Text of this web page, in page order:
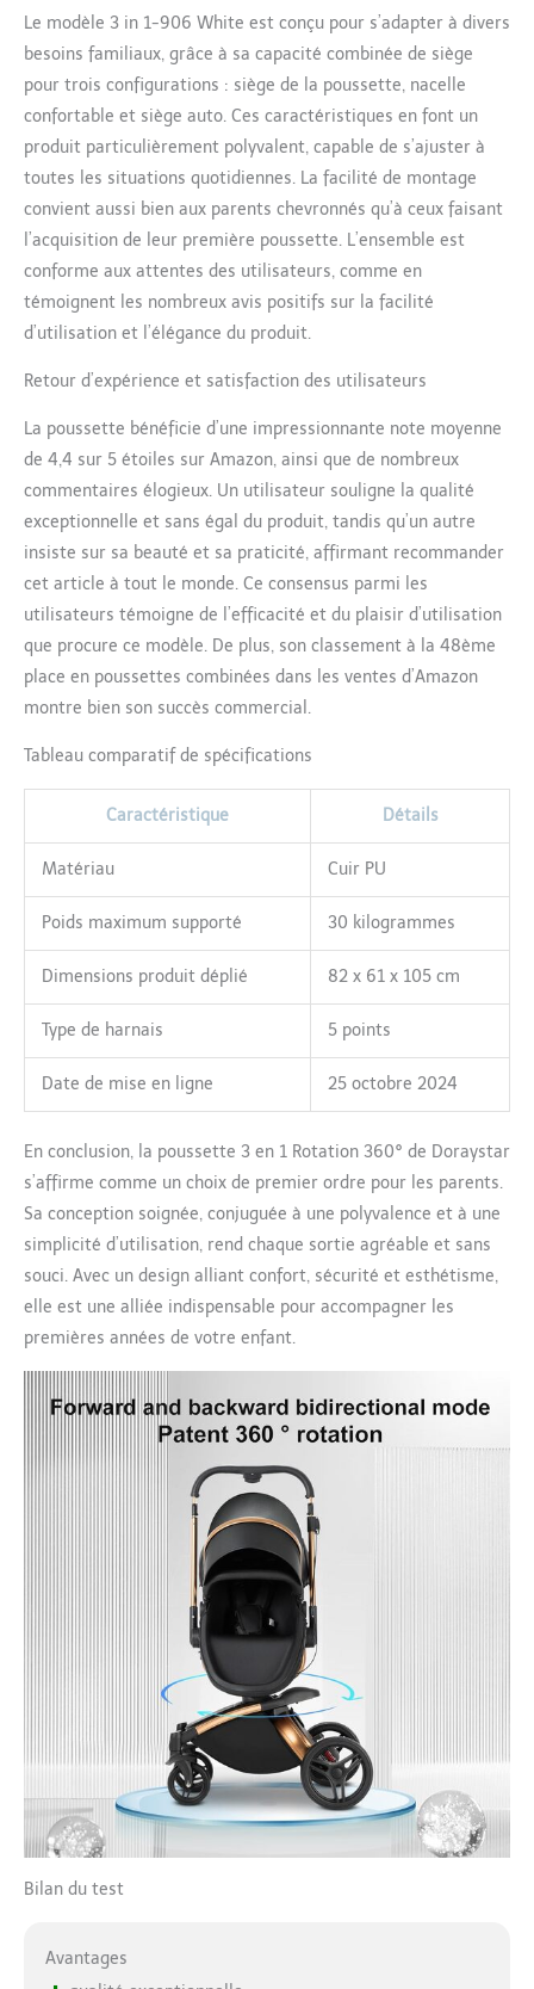
pour les parents,
intégrant trois
fonctionnalités distinctes
dans un seul produit. Le
cadre en alliage
d'aluminium léger offre
une manipulation et une
maniabilité sans effort.
La fonction de pliage
rapide en un clic de ce
poussette trio simplifie à
la fois le stockage et le
transport, ce qui en fait
un excellent choix pour
les parents ayant des
horaires exigeants et des
modes de vie actifs.
【Vue Surélevée
Améliorée】 La
conception de la vue
surélevée du paysage de
ce poussette bebe élève
bébé, lui permettant
d'observer son
environnement avec plus
de clarté et de curiosité.
unique stimule non
seulement les sens de
votre bébé, mais
améliore également la
circulation de l'air et la
ventilation à l'intérieur
du poussette canne,
favorisant le confort lors
de sorties prolongées ou
tranquilles. 【Conduite
poussette est équipé
d'un système
indépendant à quatre
conduite constamment
fluide et stable sur
divers terrains, des rues
de la ville aux chemins
accidentés. En
minimisant efficacement
les secousses et les
bosses, ce poussette
3en1 offre à votre bébé
un voyage serein et
paisible, améliorant son
confort et son plaisir
général, et faisant de
chaque sortie une
expérience agréable.
Le modèle 3 in 1-906 White est conçu pour s’adapter à divers
besoins familiaux, grâce à sa capacité combinée de siège
pour trois configurations : siège de la poussette, nacelle
confortable et siège auto. Ces caractéristiques en font un
produit particulièrement polyvalent, capable de s’ajuster à
toutes les situations quotidiennes. La facilité de montage
convient aussi bien aux parents chevronnés qu’à ceux faisant
l’acquisition de leur première poussette. L’ensemble est
conforme aux attentes des utilisateurs, comme en
témoignent les nombreux avis positifs sur la facilité
d’utilisation et l’élégance du produit.
Retour d’expérience et satisfaction des utilisateurs
La poussette bénéficie d’une impressionnante note moyenne
de 4,4 sur 5 étoiles sur Amazon, ainsi que de nombreux
commentaires élogieux. Un utilisateur souligne la qualité
exceptionnelle et sans égal du produit, tandis qu’un autre
insiste sur sa beauté et sa praticité, affirmant recommander
cet article à tout le monde. Ce consensus parmi les
utilisateurs témoigne de l’efficacité et du plaisir d’utilisation
que procure ce modèle. De plus, son classement à la 48ème
place en poussettes combinées dans les ventes d’Amazon
montre bien son succès commercial.
Tableau comparatif de spécifications
Caractéristique Détails
Matériau Cuir PU
Poids maximum supporté 30 kilogrammes
Dimensions produit déplié 82 x 61 x 105 cm
Type de harnais 5 points
Date de mise en ligne 25 octobre 2024
En conclusion, la poussette 3 en 1 Rotation 360° de Doraystar
s’affirme comme un choix de premier ordre pour les parents.
Sa conception soignée, conjuguée à une polyvalence et à une
simplicité d’utilisation, rend chaque sortie agréable et sans
souci. Avec un design alliant confort, sécurité et esthétisme,
elle est une alliée indispensable pour accompagner les
premières années de votre enfant.
Bilan du test
Avantages